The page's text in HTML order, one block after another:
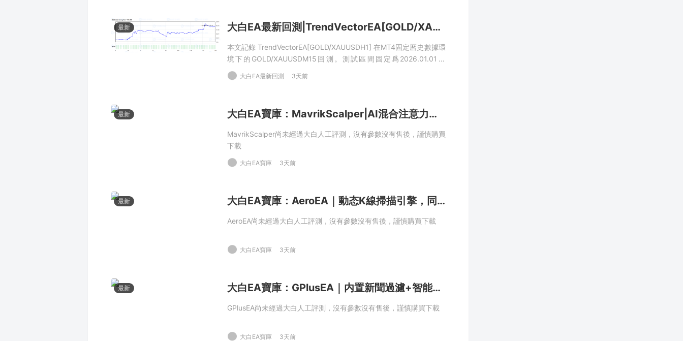
最新 大白EA最新回測|TrendVectorEA[GOLD/XAUUSDH1]2026年回測利潤達7,553.10USD，勝率35.92%
本文記錄 TrendVectorEA[GOLD/XAUUSDH1] 在MT4固定曆史數據環
境下的GOLD/XAUUSDM15回測。測試區間固定爲2026.01.01到
2026.06.01，初始資金10000USD，杠杆100，點差50，模型爲
Everytick，不啓用優化。本次樣本産生明确交易，淨利
大白EA最新回測 3天前
最新 大白EA寶庫：MavrikScalper|AI混合注意力神經網絡，多維度規避低流動性行情MT5EA
MavrikScalper尚未經過大白人工評測，沒有參數沒有售後，謹慎購買
下載
大白EA寶庫 3天前
最新 大白EA寶庫：AeroEA｜動态K線掃描引擎，同一時間隻持有1筆訂單的形态交易EAMT5EA
AeroEA尚未經過大白人工評測，沒有參數沒有售後，謹慎購買下載
大白EA寶庫 3天前
最新 大白EA寶庫：GPlusEA｜内置新聞過濾+智能時間雙重防護，可自由切換密集剝頭皮與寬幅網格模式MT4EA
GPlusEA尚未經過大白人工評測，沒有參數沒有售後，謹慎購買下載
大白EA寶庫 3天前